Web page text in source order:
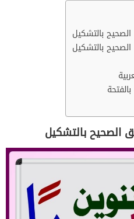
بالتشكيل
بالتشكيل
الصحيح بالتشكيل